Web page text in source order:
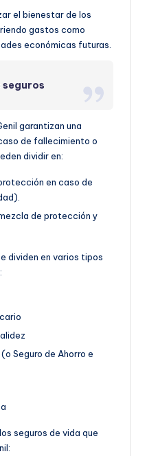
el bienestar de los
gastos como
económicas futuras.
seguros
garantizan una
de fallecimiento o
dividir en:
en caso de
de protección y
dividen en varios tipos
Seguro de Ahorro e
seguros de vida que